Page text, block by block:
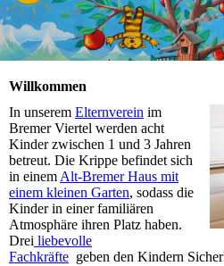
Willkommen
In unserem Elternverein im
Bremer Viertel werden acht
Kinder zwischen 1 und 3 Jahren
betreut. Die Krippe befindet sich
in einem Alt-Bremer Haus mit
einem kleinen Garten, sodass die
Kinder in einer familiären
Atmosphäre ihren Platz haben.
Drei liebevolle
Fachkräfte geben den Kindern